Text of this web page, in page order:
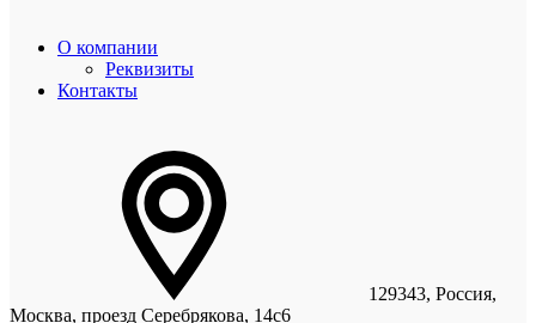
О компании
Реквизиты
Контакты
129343, Россия,
Москва, проезд Серебрякова, 14с6